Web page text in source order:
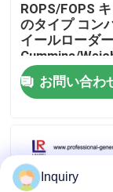
品質管理
私達に連絡し
引用を要求し
ROPS/FOPS
のタイプ コン
イールローダー
Cummins/
エンジンモデ
ス 突破力 90-
お問い合わ
Inquiry